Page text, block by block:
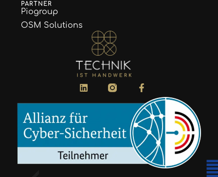
PARTNER
Piogroup
OSM Solutions